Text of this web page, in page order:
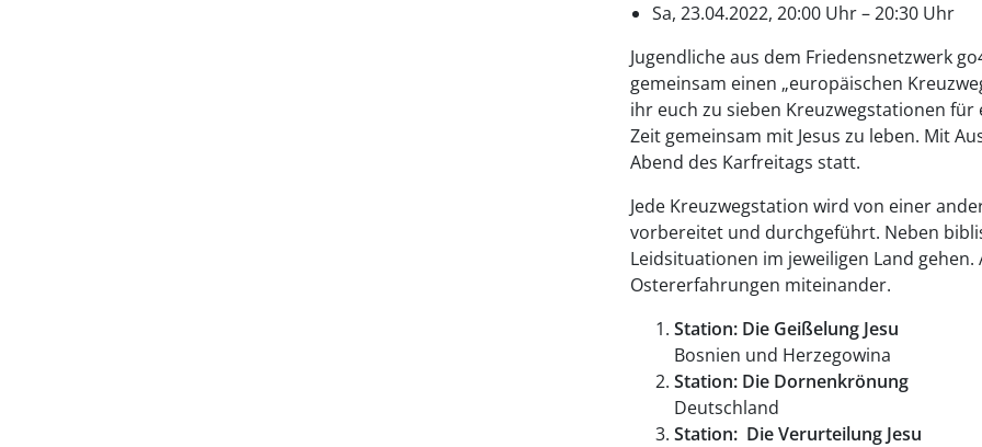
Sa, 23.04.2022, 20:00 Uhr – 20:30 Uhr
Jugendliche aus dem Friedensnetzwerk
gemeinsam einen „europäischen
ihr euch zu sieben Kreuzwegstationen
Zeit gemeinsam mit Jesus zu leben. Mit
Abend des Karfreitags statt.
Jede Kreuzwegstation wird von einer
vorbereitet und durchgeführt. Neben
Leidsituationen im jeweiligen Land
Ostererfahrungen miteinander.
Station: Die Geißelung Jesu
Bosnien und Herzegowina
Station: Die Dornenkrönung
Deutschland
Station: Die Verurteilung Jesu